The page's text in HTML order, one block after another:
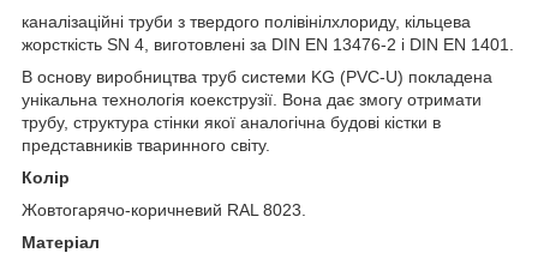
каналізаційні труби з твердого полівінілхлориду, кільцева
жорсткість SN 4, виготовлені за DIN EN 13476-2 і DIN EN 1401.
В основу виробництва труб системи KG (PVC-U) покладена
унікальна технологія коекструзії. Вона дає змогу отримати
трубу, структура стінки якої аналогічна будові кістки в
представників тваринного світу.
Колір
Жовтогарячо-коричневий RAL 8023.
Матеріал